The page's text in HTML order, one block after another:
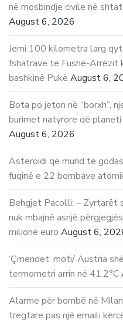
në mosbindje civile në
August 6, 2026
Jemi 100 kilometra larg
fshatrave të Fushë-Arrëzit
bashkinë Pukë August 6,
Bota po jeton në “borxh”,
burimet natyrore që
August 6, 2026
Asteroidi që mund të
fuqinë e 22 bombave
Behgjet Pacolli: – Zyrtarët
nuk mbajnë asnjë
milionë euro August 6,
‘Çmendet’ moti/ Austria
termometri arrin në 41.2°C
Alarme për bombë në
tregtare pas një emaili